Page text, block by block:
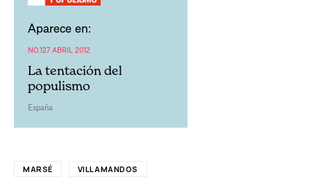
Aparece en:
NO.127 ABRIL 2012
La tentación del
populismo
España
MARSÉ VILLAMANDOS